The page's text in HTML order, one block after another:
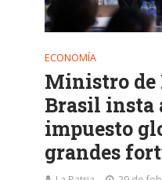
ECONOMÍA
Ministro de
Brasil insta
impuesto
grandes